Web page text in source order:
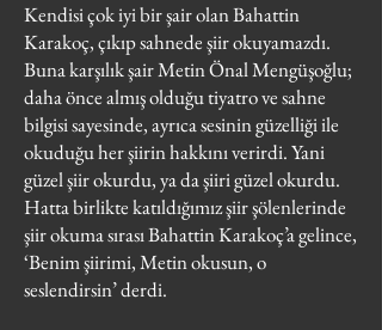
Kendisi çok iyi bir şair olan Bahattin
Karakoç, çıkıp sahnede şiir okuyamazdı.
Buna karşılık şair Metin Önal Mengüşoğlu;
daha önce almış olduğu tiyatro ve sahne
bilgisi sayesinde, ayrıca sesinin güzelliği ile
okuduğu her şiirin hakkını verirdi. Yani
güzel şiir okurdu, ya da şiiri güzel okurdu.
Hatta birlikte katıldığımız şiir şölenlerinde
şiir okuma sırası Bahattin Karakoç’a gelince,
‘Benim şiirimi, Metin okusun, o
seslendirsin’ derdi.